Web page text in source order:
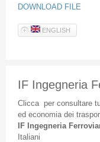
DOWNLOAD FILE
ENGLISH
IF Ingegneria
Cliccaper consultare
ed economia dei
IF Ingegneria
Italiani